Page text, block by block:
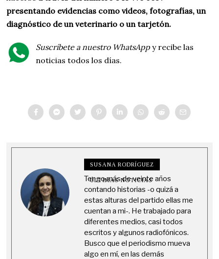
presentando evidencias como videos, fotografías, un
diagnóstico de un veterinario o un tarjetón.
Suscríbete a nuestro WhatsApp y recibe las
noticias todos los días.
SUSANA RODRÍGUEZ
ÚLTIMAS NOTICIAS
Tengo más de veinte años
contando historias -o quizá a
estas alturas del partido ellas me
cuentan a mi-. He trabajado para
diferentes medios, casi todos
escritos y algunos radiofónicos.
Busco que el periodismo mueva
algo en mí, en las demás